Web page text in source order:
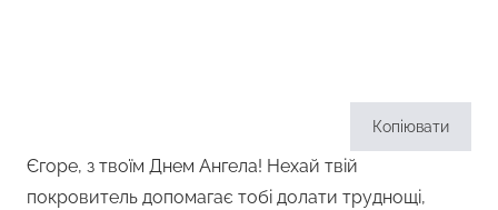
Копіювати
Єгоре, з твоїм Днем Ангела! Нехай твій
покровитель допомагає тобі долати труднощі,